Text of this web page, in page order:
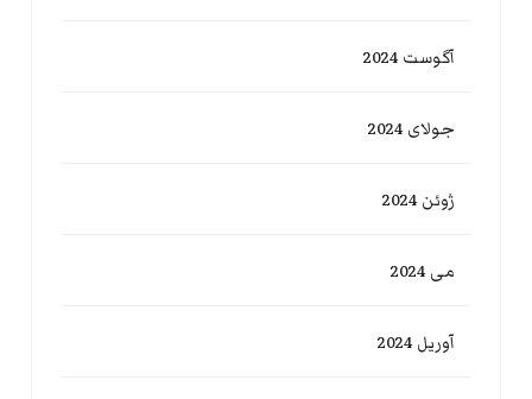
آگوست 2024
جولای 2024
ژوئن 2024
می 2024
آوریل 2024